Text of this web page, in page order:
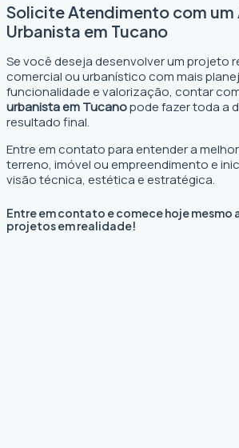
Solicite Atendimento com
Urbanista em Tucano
Se você deseja desenvolver um projeto
comercial ou urbanístico com mais
funcionalidade e valorização, contar
urbanista em Tucanopode fazer toda a
resultado final.
Entre em contato para entender a
terreno, imóvel ou empreendimento e
visão técnica, estética e estratégica.
Entre em contato e comece hoje mesmo
projetos em realidade!